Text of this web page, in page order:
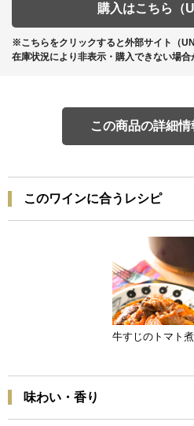
購入はこちら（
※こちらをクリックすると外部サイト（
在庫状況により非表示・購入できない場合
この商品の詳細情
このワインに合うレシピ
牛すじのトマト
味わい・香り